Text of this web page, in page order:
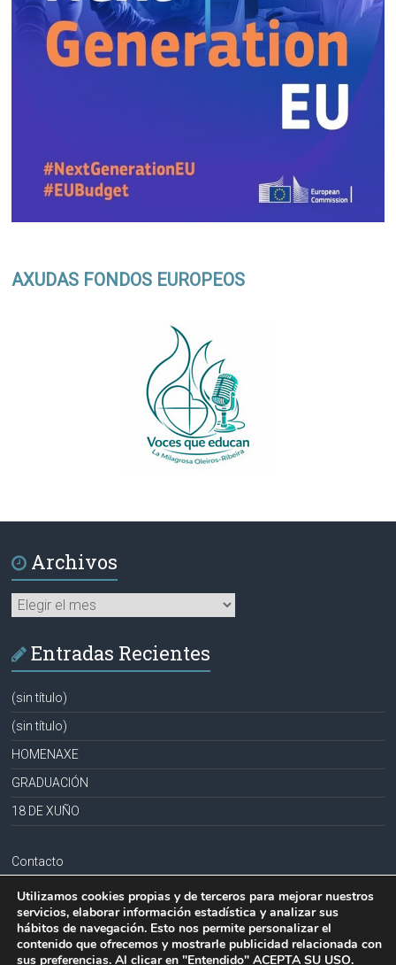
AXUDAS FONDOS EUROPEOS
Archivos
Archivos
Entradas Recientes
(sin título)
(sin título)
HOMENAXE
GRADUACIÓN
18 DE XUÑO
Contacto
Aviso legal
Política de privacidad
Política de cookies
Utilizamos cookies propias y de terceros para mejorar nuestros
servicios, elaborar información estadística y analizar sus
hábitos de navegación. Esto nos permite personalizar el
contenido que ofrecemos y mostrarle publicidad relacionada con
sus preferencias. Al clicar en "Entendido" ACEPTA SU USO.